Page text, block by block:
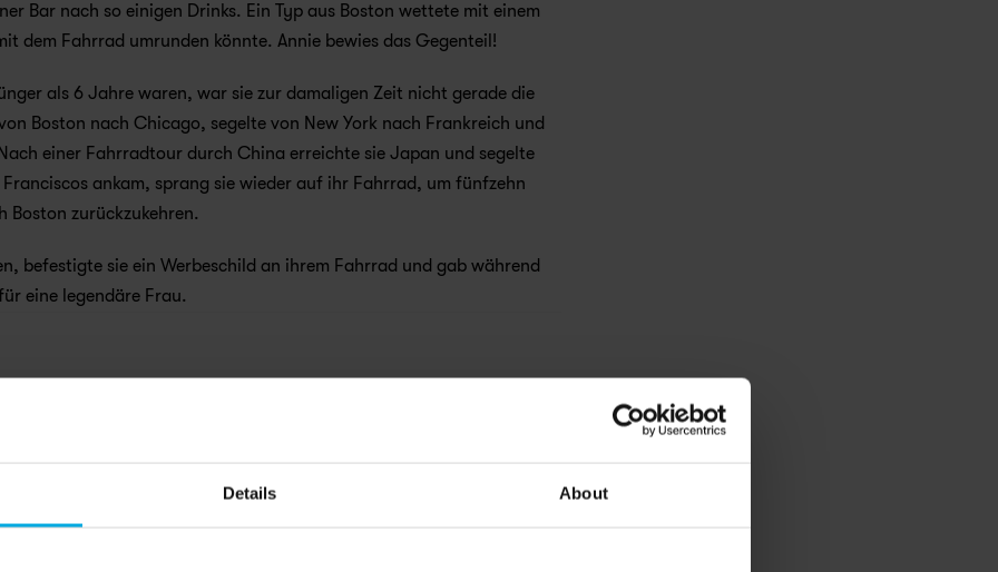
Details About
Bar nach so einigen Drinks. Ein Typ aus Boston wettete mit einem
dem Fahrrad umrunden könnte. Annie bewies das Gegenteil!
als 6 Jahre waren, war sie zur damaligen Zeit nicht gerade die
Boston nach Chicago, segelte von New York nach Frankreich und
einer Fahrradtour durch China erreichte sie Japan und segelte
ankam, sprang sie wieder auf ihr Fahrrad, um fünfzehn
Boston zurückzukehren.
befestigte sie ein Werbeschild an ihrem Fahrrad und gab während
eine legendäre Frau.
company. Founded 2014 in the Netherlands, the scale-up
mobility providers in Europe with 280.000 members in the
France, Spain, Austria and UK.
a monthly subscription fee, Swapfiets members receive a fully
own use. If needed, a repair service is available within 48 hours